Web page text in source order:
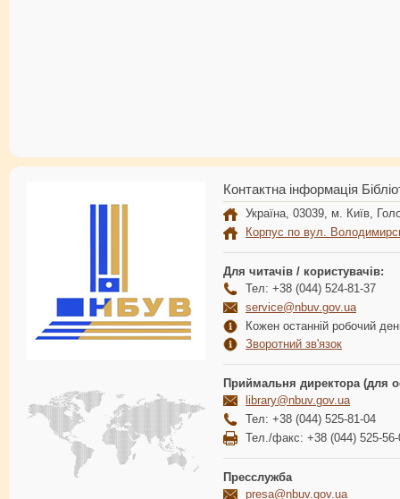
Контактна інформація
Україна, 03039, м. Київ,
Корпус по вул.
Для читачів / користувачів:
Тел: +38 (044) 524-81-37
service@nbuv.gov.ua
Кожен останній робочий
Зворотний зв'язок
Приймальня директора (для
library@nbuv.gov.ua
Тел: +38 (044) 525-81-04
Тел./факс: +38 (044) 525-56-
Пресслужба
presa@nbuv.gov.ua